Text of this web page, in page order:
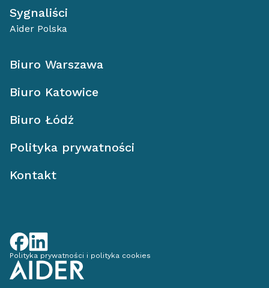
Sygnaliści
Aider Polska
Biuro Warszawa
Biuro Katowice
Biuro Łódź
Polityka prywatności
Kontakt
Polityka prywatności i polityka cookies